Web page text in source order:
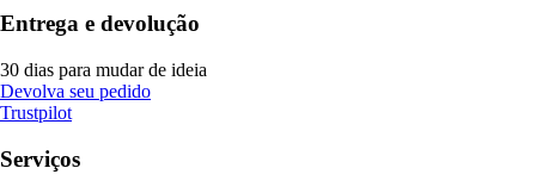
Entrega e devolução
30 dias para mudar de ideia
Devolva seu pedido
Trustpilot
Serviços